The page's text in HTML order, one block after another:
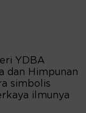
YDBA
dan Himpunan
simbolis
ilmunya